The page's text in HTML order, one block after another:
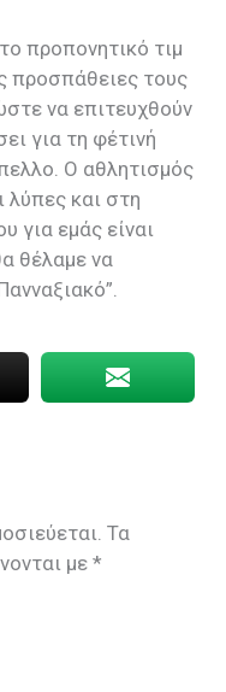
προπονητικό τιμ
προσπάθειες τους
να επιτευχθούν
για τη φέτινή
Ο αθλητισμός
λύπες και στη
για εμάς είναι
θέλαμε να
Τα
με*